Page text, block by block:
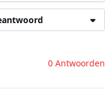
0 Antwoorden